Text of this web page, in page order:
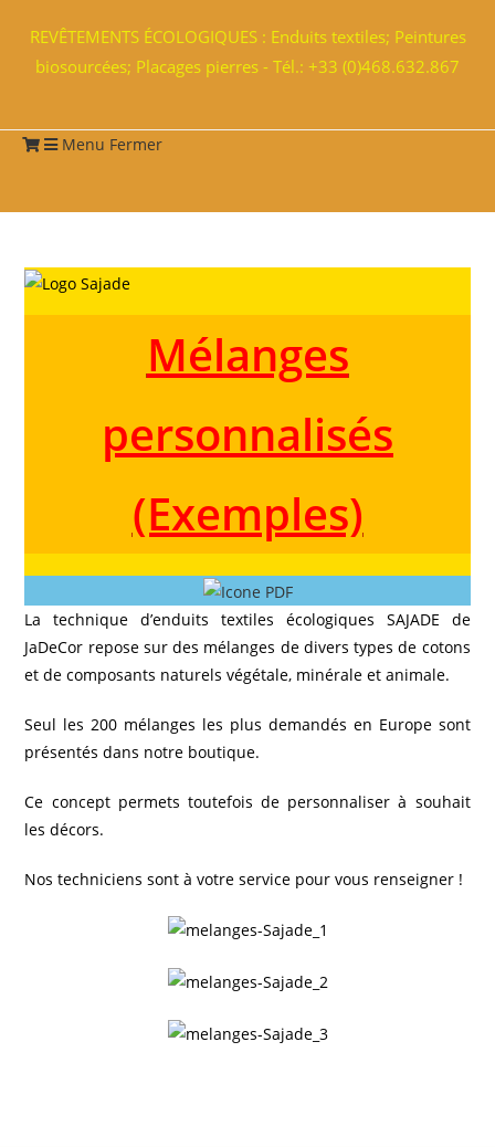
REVÊTEMENTS ÉCOLOGIQUES : Enduits textiles; Peintures
biosourcées; Placages pierres - Tél.: +33 (0)468.632.867
Menu Fermer
Mélanges
personnalisés
(Exemples)
La technique d’enduits textiles écologiques SAJADE de
JaDeCor repose sur des mélanges de divers types de cotons
et de composants naturels végétale, minérale et animale.
Seul les 200 mélanges les plus demandés en Europe sont
présentés dans notre boutique.
Ce concept permets toutefois de personnaliser à souhait
les décors.
Nos techniciens sont à votre service pour vous renseigner !